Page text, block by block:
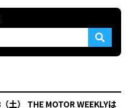
土） THE MOTOR WEEKLYは